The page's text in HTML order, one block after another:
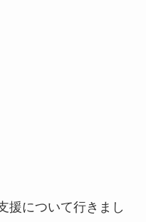
援について行きまし